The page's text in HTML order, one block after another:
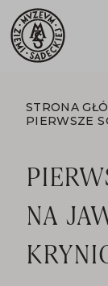
STRONA
NA